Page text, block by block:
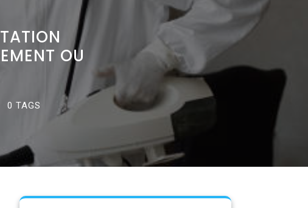
OU
0 TAGS